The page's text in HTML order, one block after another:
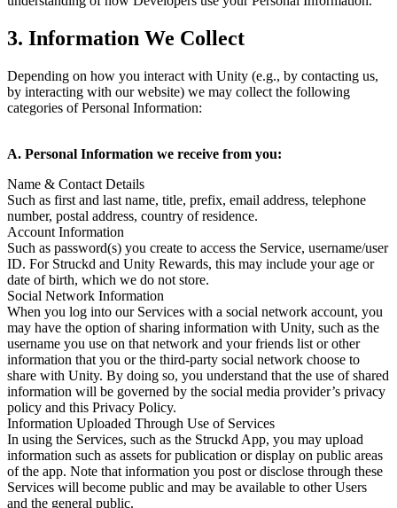
3. Information We Collect
Depending on how you interact with Unity (e.g., by contacting us,
by interacting with our website) we may collect the following
categories of Personal Information:
A. Personal Information we receive from you:
Name & Contact Details
Such as first and last name, title, prefix, email address, telephone
number, postal address, country of residence.
Account Information
Such as password(s) you create to access the Service, username/user
ID. For Struckd and Unity Rewards, this may include your age or
date of birth, which we do not store.
Social Network Information
When you log into our Services with a social network account, you
may have the option of sharing information with Unity, such as the
username you use on that network and your friends list or other
information that you or the third-party social network choose to
share with Unity. By doing so, you understand that the use of shared
information will be governed by the social media provider’s privacy
policy and this Privacy Policy.
Information Uploaded Through Use of Services
In using the Services, such as the Struckd App, you may upload
information such as assets for publication or display on public areas
of the app. Note that information you post or disclose through these
Services will become public and may be available to other Users
and the general public.